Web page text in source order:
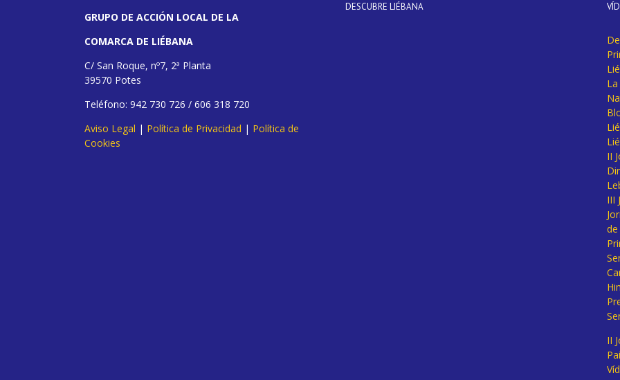
GRUPO DE ACCIÓN LOCAL DE LA
COMARCA DE LIÉBANA
C/ San Roque, nº7, 2ª Planta
39570 Potes
Teléfono: 942 730 726 / 606 318 720
Aviso Legal | Política de Privacidad | Política de
Cookies
DESCUBRE LIÉBANA
II
III
II